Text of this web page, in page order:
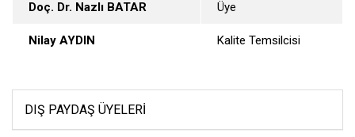
Doç. Dr. Nazlı BATAR Üye
Nilay AYDIN Kalite Temsilcisi
DIŞ PAYDAŞ ÜYELERI